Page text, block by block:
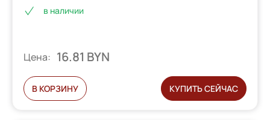
в наличии
Цена: 16.81 BYN
В КОРЗИНУ КУПИТЬ СЕЙЧАС